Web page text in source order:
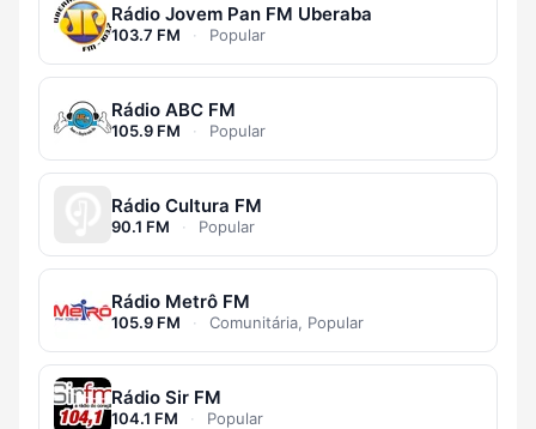
Rádio Jovem Pan FM Uberaba
103.7 FM · Popular
Rádio ABC FM
105.9 FM · Popular
Rádio Cultura FM
90.1 FM · Popular
Rádio Metrô FM
105.9 FM · Comunitária, Popular
Rádio Sir FM
104.1 FM · Popular